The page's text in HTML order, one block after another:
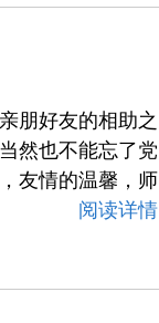
朋好友的相助之
然也不能忘了党
友情的温馨，师
阅读详情